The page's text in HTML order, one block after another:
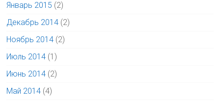
Январь 2015 (2)
Декабрь 2014 (2)
Ноябрь 2014 (2)
Июль 2014 (1)
Июнь 2014 (2)
Май 2014 (4)